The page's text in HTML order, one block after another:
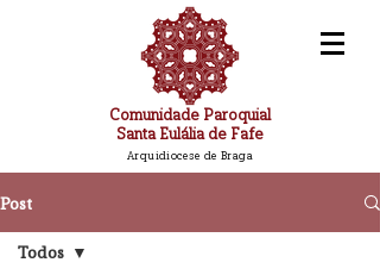
Comunidade Paroquial
Santa Eulália de Fafe
Arquidiocese de Braga
Post
Todos